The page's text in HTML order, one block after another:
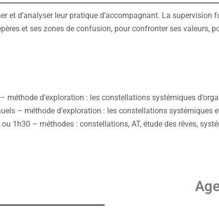
et d’analyser leur pratique d’accompagnant. La
et ses zones de confusion, pour confronter ses valeurs,
d’exploration : les constellations systémiques
– méthode d’exploration : les constellations systémiques
1h30 – méthodes : constellations, AT, étude des rêves,